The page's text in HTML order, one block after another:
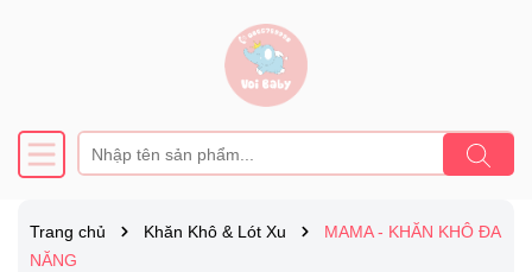
Trang chủ Khăn Khô & Lót Xu
MAMA - KHĂN KHÔ ĐA
NĂNG